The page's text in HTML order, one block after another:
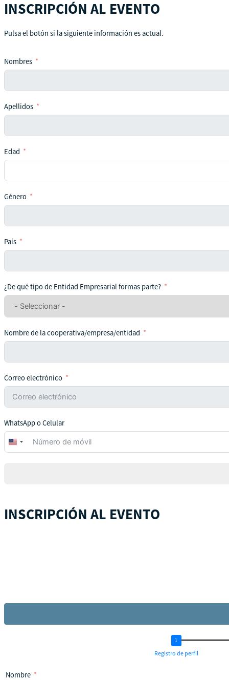
INSCRIPCIÓN AL EVENTO
Pulsa el botón si la siguiente información es actual.
Nombres
Apellidos
Edad
Género
País
¿De qué tipo de Entidad Empresarial formas parte?
Nombre de la cooperativa/empresa/entidad
Correo electrónico
WhatsApp o Celular
United
States
INSCRIPCIÓN AL EVENTO
Registro de perfil
Nombre